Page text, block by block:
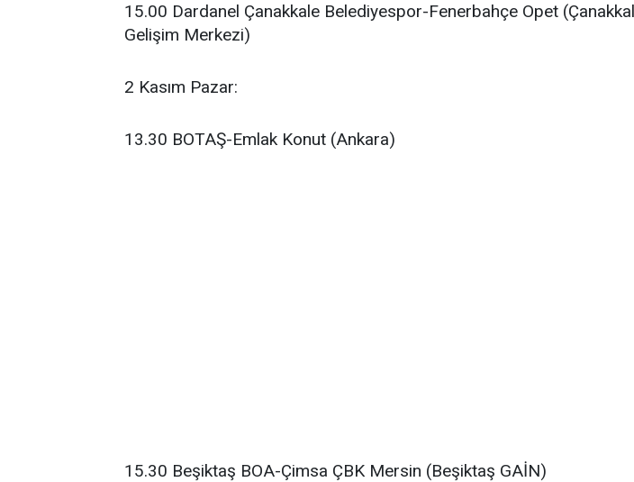
15.00 Dardanel Çanakkale Belediyespor-Fenerbahçe Opet
Gelişim Merkezi)
2 Kasım Pazar:
13.30 BOTAŞ-Emlak Konut (Ankara)
15.30 Beşiktaş BOA-Çimsa ÇBK Mersin (Beşiktaş GAİN)